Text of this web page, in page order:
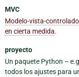
MVC
Modelo-vista-
en cierta medida.
proyecto
Un paquete Python –
todos los ajustes para